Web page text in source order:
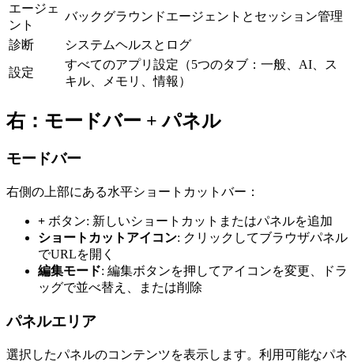
エージェ
ント
バックグラウンドエージェントとセッション管理
診断 システムヘルスとログ
設定
すべてのアプリ設定（5つのタブ：一般、AI、ス
キル、メモリ、情報）
右：モードバー + パネル
モードバー
右側の上部にある水平ショートカットバー：
+ ボタン: 新しいショートカットまたはパネルを追加
ショートカットアイコン: クリックしてブラウザパネル
でURLを開く
編集モード: 編集ボタンを押してアイコンを変更、ドラ
ッグで並べ替え、または削除
パネルエリア
選択したパネルのコンテンツを表示します。利用可能なパネ